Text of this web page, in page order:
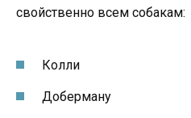
свойственно всем собакам:
Колли
Доберману